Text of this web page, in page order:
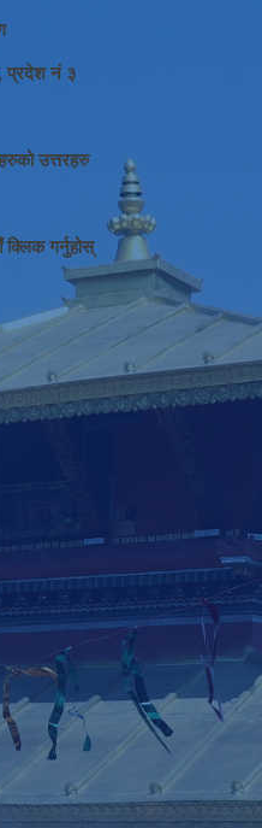
प्रदेश नं ३
उत्तरहरु
क्लिक गर्नुहोस्